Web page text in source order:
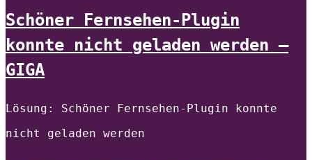
Schöner Fernsehen-Plugin
konnte nicht geladen werden –
GIGA
Lösung: Schöner Fernsehen-Plugin konnte
nicht geladen werden